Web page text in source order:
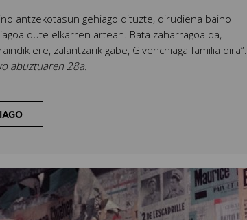
antzekotasun gehiago dituzte, dirudiena baino
dute elkarren artean. Bata zaharragoa da,
ere, zalantzarik gabe, Givenchiaga familia dira”.
abuztuaren 28a.